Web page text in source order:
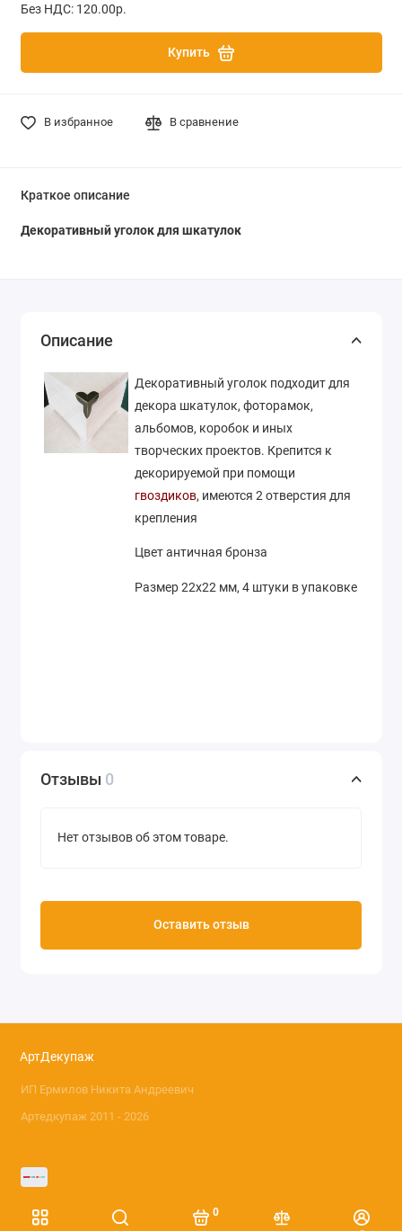
0
Без НДС: 120.00р.
Купить
В избранное В сравнение
Краткое описание
Декоративный уголок для шкатулок
Описание
Декоративный уголок подходит для
декора шкатулок, фоторамок,
альбомов, коробок и иных
творческих проектов. Крепится к
декорируемой при помощи
гвоздиков, имеются 2 отверстия для
крепления
Цвет античная бронза
Размер 22х22 мм, 4 штуки в упаковке
Отзывы 0
Нет отзывов об этом товаре.
Оставить отзыв
АртДекупаж
ИП Ермилов Никита Андреевич
Артедкупаж 2011 - 2026